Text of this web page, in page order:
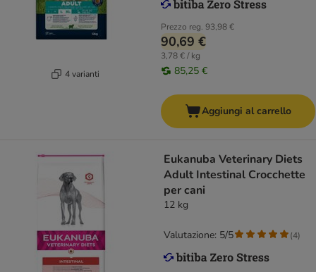
4 varianti
Prezzo reg. 93,98 €
90,69 €
3,78 € / kg
85,25 €
Aggiungi al carrello
Eukanuba Veterinary Diets
Adult Intestinal Crocchette
per cani
12 kg
Valutazione: 5/5 (4)